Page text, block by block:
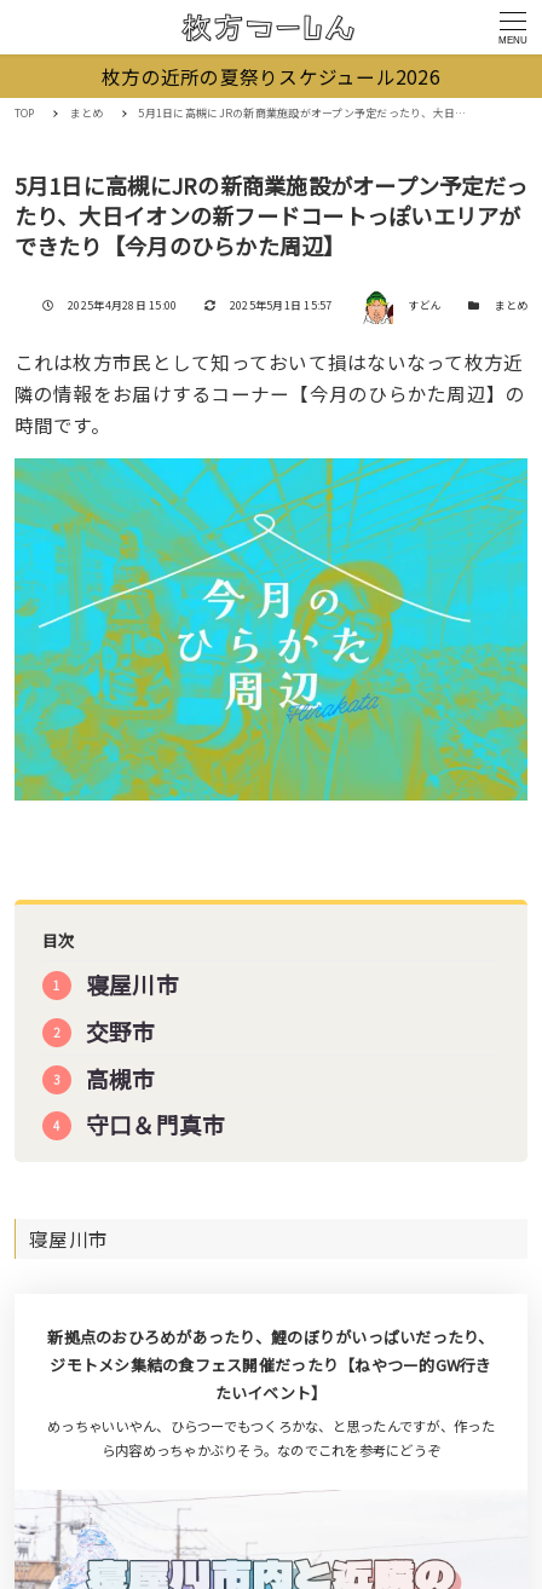
MENU
枚方の近所の夏祭りスケジュール2026
TOP まとめ 5月1日に高槻にJRの新商業施設がオープン予定だったり、大日イオンの新フードコートっぽいエリアができたり【今月のひらかた周辺】
5月1日に高槻にJRの新商業施設がオープン予定だっ
たり、大日イオンの新フードコートっぽいエリアが
できたり【今月のひらかた周辺】
投稿日
2025年4月28日 15:00 更新日
2025年5月1日 15:57 著者 すどん カテゴリー
まとめ
これは枚方市民として知っておいて損はないなって枚方近
隣の情報をお届けするコーナー【今月のひらかた周辺】の
時間です。
目次
寝屋川市
交野市
高槻市
守口＆門真市
寝屋川市
新拠点のおひろめがあったり、鯉のぼりがいっぱいだったり、
ジモトメシ集結の食フェス開催だったり【ねやつー的GW行き
たいイベント】
めっちゃいいやん、ひらつーでもつくろかな、と思ったんですが、作った
ら内容めっちゃかぶりそう。なのでこれを参考にどうぞ